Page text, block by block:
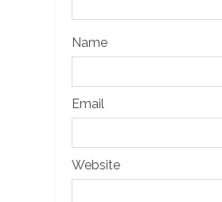
Name
Email
Website